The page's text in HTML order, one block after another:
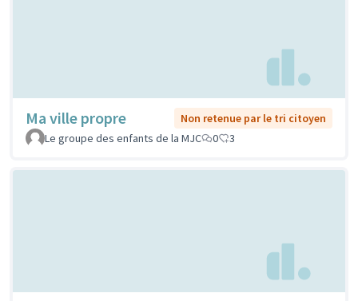
Ma ville propre
Non retenue par le tri citoyen
Le groupe des enfants de la MJC
0 3